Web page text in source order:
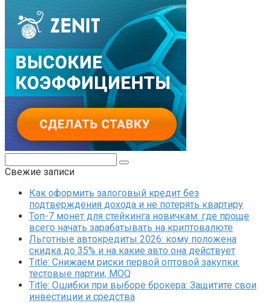
Свежие записи
Как оформить залоговый кредит без
подтверждения дохода и не потерять квартиру
Топ-7 монет для стейкинга новичкам: где проще
всего начать зарабатывать на криптовалюте
Льготные автокредиты 2026: кому положена
скидка до 35% и на какие авто она действует
Title: Снижаем риски первой оптовой закупки:
тестовые партии, MOQ
Title: Ошибки при выборе брокера: Защитите свои
инвестиции и средства